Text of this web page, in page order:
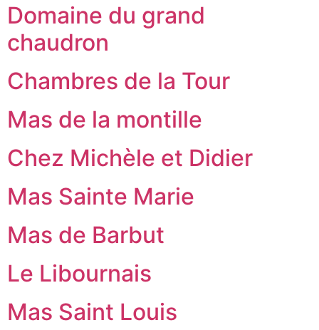
Domaine du grand
chaudron
Chambres de la Tour
Mas de la montille
Chez Michèle et Didier
Mas Sainte Marie
Mas de Barbut
Le Libournais
Mas Saint Louis